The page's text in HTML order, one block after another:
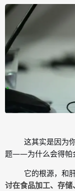
这其实是因为
题——为什么会得帕
它的根源，和
讨在食品加工、存储